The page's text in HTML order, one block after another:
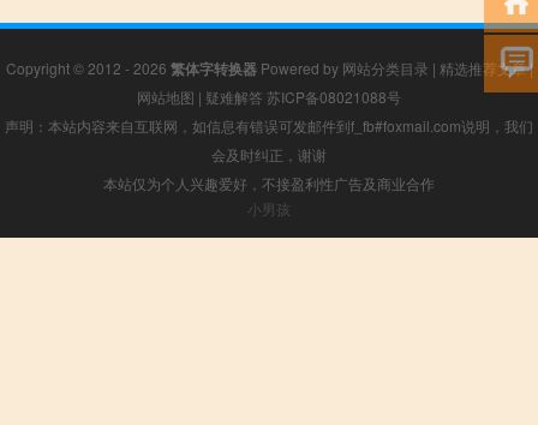
Copyright © 2012 - 2026 繁体字转换器Powered by 网站分类目录 | 精选推荐文章|
网站地图 | 疑难解答 苏ICP备08021088号
声明：本站内容来自互联网，如信息有错误可发邮件到f_fb#foxmail.com说明，我们
会及时纠正，谢谢
本站仅为个人兴趣爱好，不接盈利性广告及商业合作
小男孩